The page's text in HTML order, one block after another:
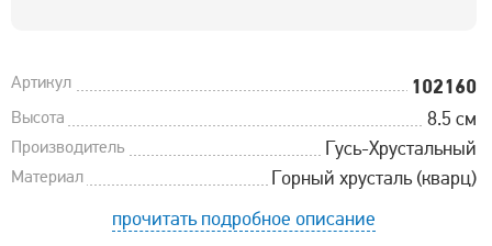
Артикул 102160
Высота 8.5 см
Производитель Гусь-Хрустальный
Материал
Горный хрусталь (кварц)
прочитать подробное описание